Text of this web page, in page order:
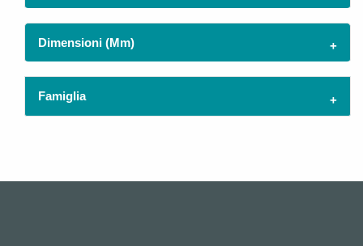
Dimensioni (mm)
Famiglia